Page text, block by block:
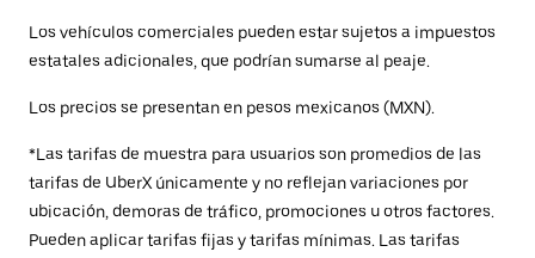
Los vehículos comerciales pueden estar sujetos a impuestos
estatales adicionales, que podrían sumarse al peaje.
Los precios se presentan en pesos mexicanos (MXN).
*Las tarifas de muestra para usuarios son promedios de las
tarifas de UberX únicamente y no reflejan variaciones por
ubicación, demoras de tráfico, promociones u otros factores.
Pueden aplicar tarifas fijas y tarifas mínimas. Las tarifas